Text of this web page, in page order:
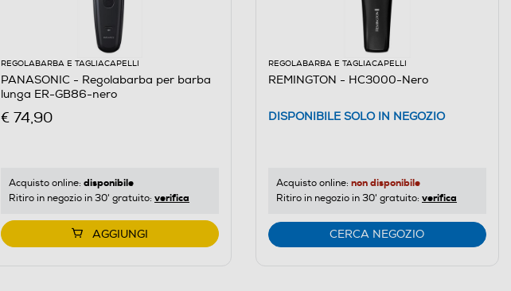
REGOLABARBA E TAGLIACAPELLI
PANASONIC - Regolabarba per barba
lunga ER-GB86-nero
€ 74,90
Acquisto online: disponibile
Ritiro in negozio in 30' gratuito: verifica
AGGIUNGI
REGOLABARBA E TAGLIACAPELLI
REMINGTON - HC3000-Nero
DISPONIBILE SOLO IN NEGOZIO
Acquisto online: non disponibile
Ritiro in negozio in 30' gratuito: verifica
CERCA NEGOZIO